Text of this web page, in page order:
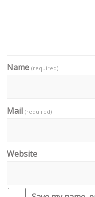
Name(required)
Mail(required)
Website